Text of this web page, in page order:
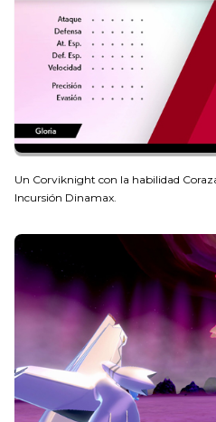
Un Corviknight con la habilidad
Incursión Dinamax.